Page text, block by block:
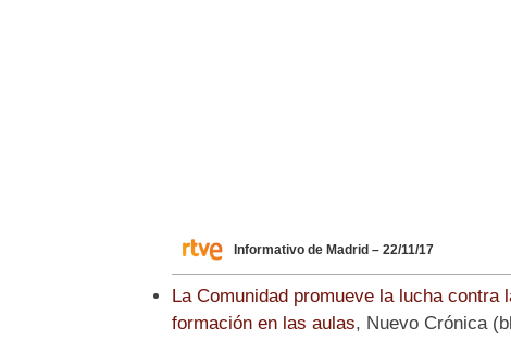
Informativo de Madrid – 22/11/17
La Comunidad promueve la lucha
formación en las aulas, Nuevo Crónica